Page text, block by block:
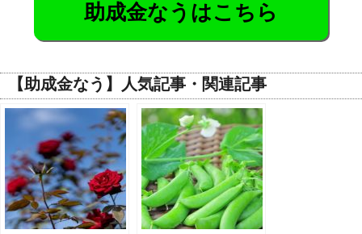
助成金なうはこちら
【助成金なう】人気記事・関連記事